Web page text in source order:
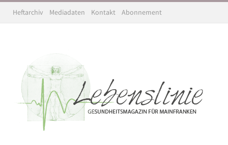
Heftarchiv Mediadaten Kontakt Abonnement